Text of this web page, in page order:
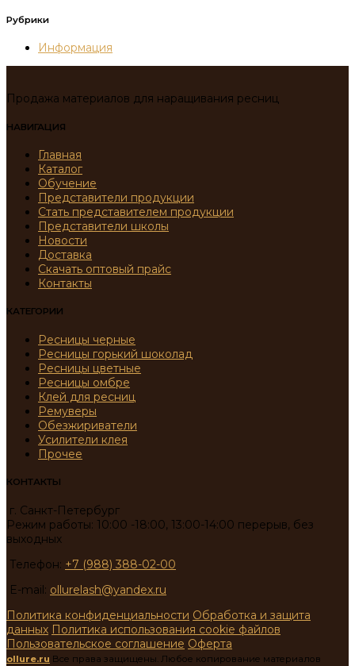
Рубрики
Информация
Продажа материалов для наращивания ресниц
НАВИГАЦИЯ
Главная
Каталог
Обучение
Представители продукции
Стать представителем продукции
Представители школы
Новости
Доставка
Скачать оптовый прайс
Контакты
КАТЕГОРИИ
Ресницы черные
Ресницы горький шоколад
Ресницы цветные
Ресницы омбре
Клей для ресниц
Ремуверы
Обезжириватели
Усилители клея
Прочее
КОНТАКТЫ
г. Санкт-Петербург
Режим работы: 10:00 -18:00, 13:00-14:00 перерыв, без
выходных
Телефон: +7 (988) 388-02-00
E-mail: ollurelash@yandex.ru
Политика конфиденциальности Обработка и защита
данных Политика использования cookie файлов
Пользовательское соглашение Оферта
ollure.ru Все права защищены. Любое копирование материалов